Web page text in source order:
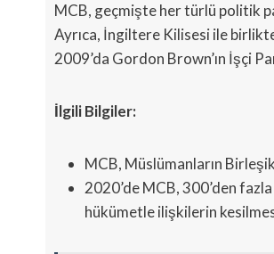
MCB, geçmişte her türlü politik
Ayrıca, İngiltere Kilisesi ile
2009’da Gordon Brown’ın İşçi
İlgili Bilgiler:
MCB, Müslümanların
2020’de MCB, 300’den
hükümetle ilişkilerin